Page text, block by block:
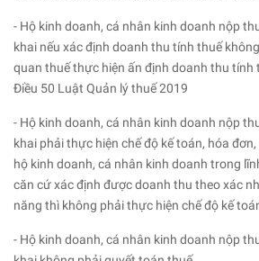
- Hộ kinh doanh, cá nhân kinh doanh nộp
khai nếu xác định doanh thu tính thuế
quan thuế thực hiện ấn định doanh thu tính
Điều 50 Luật Quản lý thuế 2019
- Hộ kinh doanh, cá nhân kinh doanh nộp
khai phải thực hiện chế độ kế toán, hóa
hộ kinh doanh, cá nhân kinh doanh trong
căn cứ xác định được doanh thu theo xác
năng thì không phải thực hiện chế độ kế
- Hộ kinh doanh, cá nhân kinh doanh nộp